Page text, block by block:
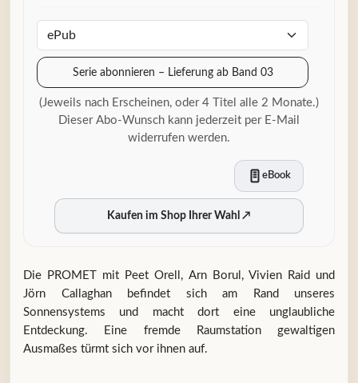
Serie abonnieren – Lieferung ab Band 03
(Jeweils nach Erscheinen, oder 4 Titel alle 2 Monate.)
Dieser Abo-Wunsch kann jederzeit per E-Mail
widerrufen werden.
eBook
Kaufen im Shop Ihrer Wahl ↗
Die PROMET mit Peet Orell, Arn Borul, Vivien Raid und
Jörn Callaghan befindet sich am Rand unseres
Sonnensystems und macht dort eine unglaubliche
Entdeckung. Eine fremde Raumstation gewaltigen
Ausmaßes türmt sich vor ihnen auf.